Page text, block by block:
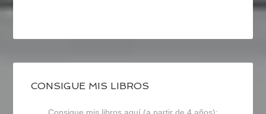
CONSIGUE MIS LIBROS
Consigue mis libros aquí (a partir de 4 años):